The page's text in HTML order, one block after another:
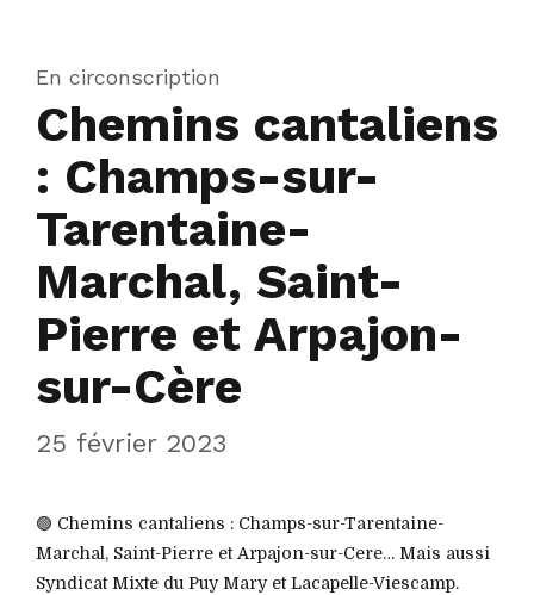
En circonscription
Chemins cantaliens
: Champs-sur-
Tarentaine-
Marchal, Saint-
Pierre et Arpajon-
sur-Cère
25 février 2023
🟢 Chemins cantaliens : Champs-sur-Tarentaine-
Marchal, Saint-Pierre et Arpajon-sur-Cere… Mais aussi
Syndicat Mixte du Puy Mary et Lacapelle-Viescamp.